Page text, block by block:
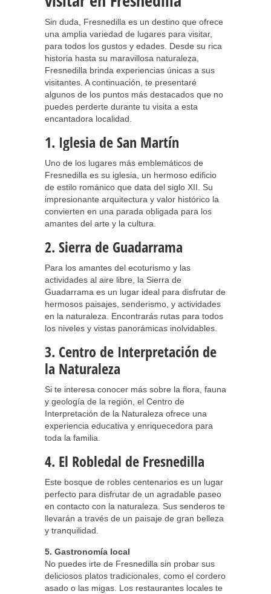
Sin duda, Fresnedilla es un destino que ofrece
una amplia variedad de lugares para visitar,
para todos los gustos y edades. Desde su rica
historia hasta su maravillosa naturaleza,
Fresnedilla brinda experiencias únicas a sus
visitantes. A continuación, te presentaré
algunos de los puntos más destacados que no
puedes perderte durante tu visita a esta
encantadora localidad.
1. Iglesia de San Martín
Uno de los lugares más emblemáticos de
Fresnedilla es su iglesia, un hermoso edificio
de estilo románico que data del siglo XII. Su
impresionante arquitectura y valor histórico la
convierten en una parada obligada para los
amantes del arte y la cultura.
2. Sierra de Guadarrama
Para los amantes del ecoturismo y las
actividades al aire libre, la Sierra de
Guadarrama es un lugar ideal para disfrutar de
hermosos paisajes, senderismo, y actividades
en la naturaleza. Encontrarás rutas para todos
los niveles y vistas panorámicas inolvidables.
3. Centro de Interpretación de
la Naturaleza
Si te interesa conocer más sobre la flora, fauna
y geología de la región, el Centro de
Interpretación de la Naturaleza ofrece una
experiencia educativa y enriquecedora para
toda la familia.
4. El Robledal de Fresnedilla
Este bosque de robles centenarios es un lugar
perfecto para disfrutar de un agradable paseo
en contacto con la naturaleza. Sus senderos te
llevarán a través de un paisaje de gran belleza
y tranquilidad.
5. Gastronomía local
No puedes irte de Fresnedilla sin probar sus
deliciosos platos tradicionales, como el cordero
asado o las migas. Los restaurantes locales te